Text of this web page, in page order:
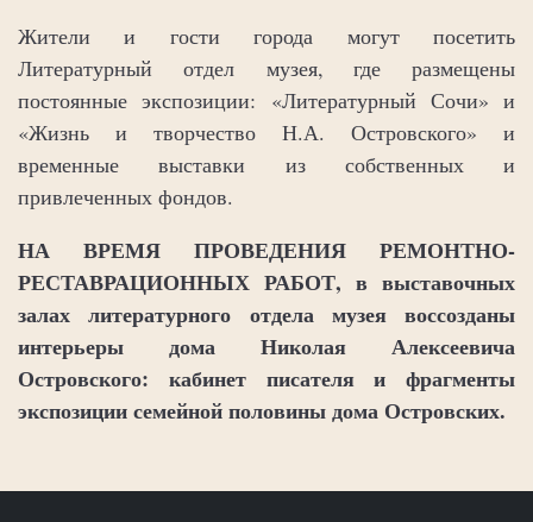
Жители и гости города могут посетить
Литературный отдел музея, где размещены
постоянные экспозиции: «Литературный Сочи» и
«Жизнь и творчество Н.А. Островского» и
временные выставки из собственных и
привлеченных фондов.
НА ВРЕМЯ ПРОВЕДЕНИЯ РЕМОНТНО-
РЕСТАВРАЦИОННЫХ РАБОТ, в выставочных
залах литературного отдела музея воссозданы
интерьеры дома Николая Алексеевича
Островского: кабинет писателя и фрагменты
экспозиции семейной половины дома Островских.